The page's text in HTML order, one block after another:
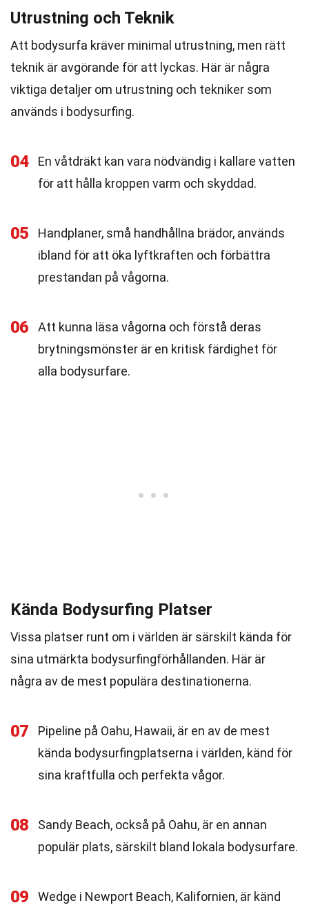
Utrustning och Teknik
Att bodysurfa kräver minimal utrustning, men rätt
teknik är avgörande för att lyckas. Här är några
viktiga detaljer om utrustning och tekniker som
används i bodysurfing.
04
En våtdräkt kan vara nödvändig i kallare vatten
för att hålla kroppen varm och skyddad.
05
Handplaner, små handhållna brädor, används
ibland för att öka lyftkraften och förbättra
prestandan på vågorna.
06
Att kunna läsa vågorna och förstå deras
brytningsmönster är en kritisk färdighet för
alla bodysurfare.
Kända Bodysurfing Platser
Vissa platser runt om i världen är särskilt kända för
sina utmärkta bodysurfingförhållanden. Här är
några av de mest populära destinationerna.
07
Pipeline på Oahu, Hawaii, är en av de mest
kända bodysurfingplatserna i världen, känd för
sina kraftfulla och perfekta vågor.
08
Sandy Beach, också på Oahu, är en annan
populär plats, särskilt bland lokala bodysurfare.
09
Wedge i Newport Beach, Kalifornien, är känd